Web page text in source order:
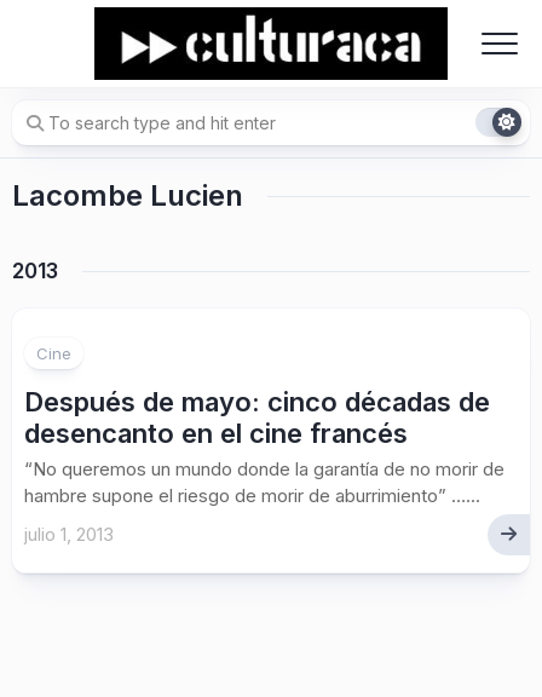
Lacombe Lucien
2013
Cine
Después de mayo: cinco décadas de
desencanto en el cine francés
“No queremos un mundo donde la garantía de no morir de
hambre supone el riesgo de morir de aburrimiento” …...
julio 1, 2013